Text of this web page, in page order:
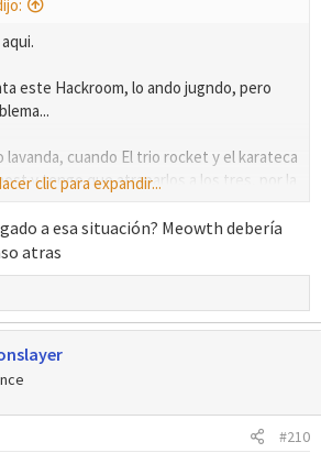
este Hackroom, lo ando jugndo, pero
lavanda, cuando El trio rocket y el karateca
y tengo que atraparlos a los tres, por la
en este caso???
clic para expandir...
a esa situación? Meowth debería
atras
#210